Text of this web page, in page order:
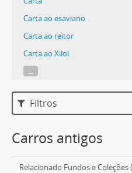
Carta ao esaviano
Carta ao reitor
Carta ao Xilol
...
Filtros
Carros antigos
Relacionado Fundos e Coleções